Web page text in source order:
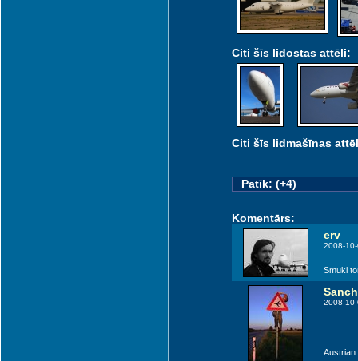
Citi šīs lidostas attēli:
Citi šīs lidmašīnas
Patīk: (+4)
Komentārs:
erv
2008-
Smuki
2008-
Austrian